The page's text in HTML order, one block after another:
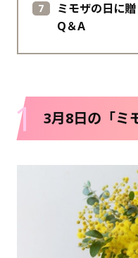
ミモザの日に
Q＆A
1 3月8日の「ミ